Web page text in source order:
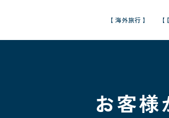
【 海外旅行 】
お客様